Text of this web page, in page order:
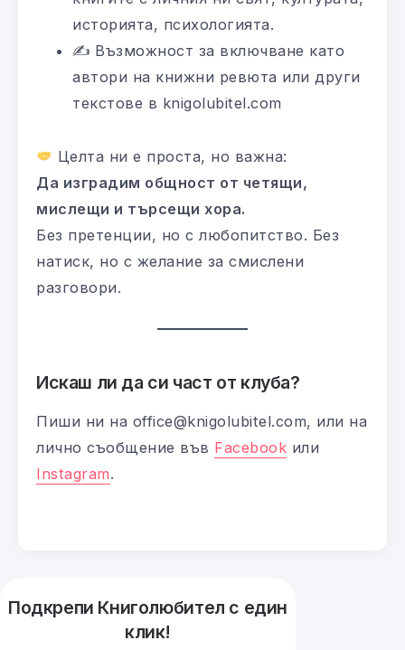
историята, психологията.
✍️ Възможност за включване като
автори на книжни ревюта или други
текстове в knigolubitel.com
Целта ни е проста, но важна:
Да изградим общност от четящи,
мислещи и търсещи хора.
Без претенции, но с любопитство. Без
натиск, но с желание за смислени
разговори.
Искаш ли да си част от клуба?
Пиши ни на office@knigolubitel.com, или на
лично съобщение във Facebook или
Instagram.
Подкрепи Книголюбител с един
клик!